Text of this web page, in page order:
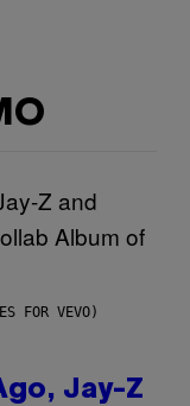
FOR VEVO)
Jay-Z